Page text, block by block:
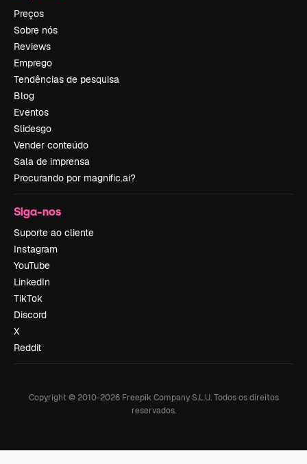
Preços
Sobre nós
Reviews
Emprego
Tendências de pesquisa
Blog
Eventos
Slidesgo
Vender conteúdo
Sala de imprensa
Procurando por magnific.ai?
Siga-nos
Suporte ao cliente
Instagram
YouTube
LinkedIn
TikTok
Discord
X
Reddit
Copyright © 2010-2026Freepik Company S.L.U. Todos os direitos
reservados.